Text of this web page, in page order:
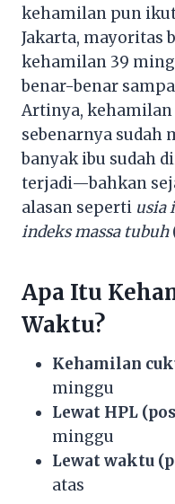
kehamilan pun
Jakarta, mayoritas
kehamilan 39
benar-benar
Artinya, kehamilan
sebenarnya sudah
banyak ibu sudah
terjadi—bahkan
alasan seperti usia
indeks massa tubuh
Apa Itu
Waktu?
Kehamilan
minggu
Lewat HPL
minggu
Lewat waktu
atas